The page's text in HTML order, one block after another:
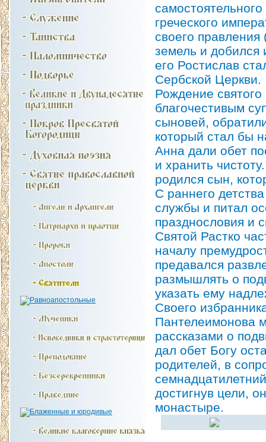
греческого
своего
земель и добился
его Ростислав
Сербской Церкви.
Рождение
благочестивым
сыновей,
который стал бы
Анна дали обет
и хранить
родился сын,
С раннего
службы и питал
празднословия и
Святой Растко
началу
предавался
размышлять о
указать ему
Своего
Пантелеимонова
рассказами о
дал обет Богу
родителей, в
достигнув цели,
монастыре.